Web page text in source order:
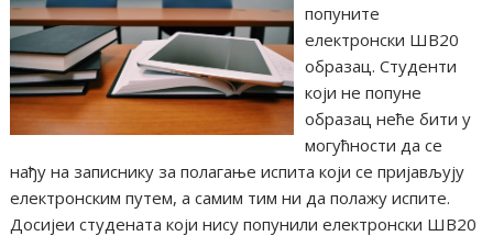
попуните
електронски ШВ20
образац. Студенти
који не попуне
образац неће бити у
могућности да се
нађу на записнику за полагање испита који се пријављују
електронским путем, а самим тим ни да полажу испите.
Досијеи студенaта који нису попунили електронски ШВ20